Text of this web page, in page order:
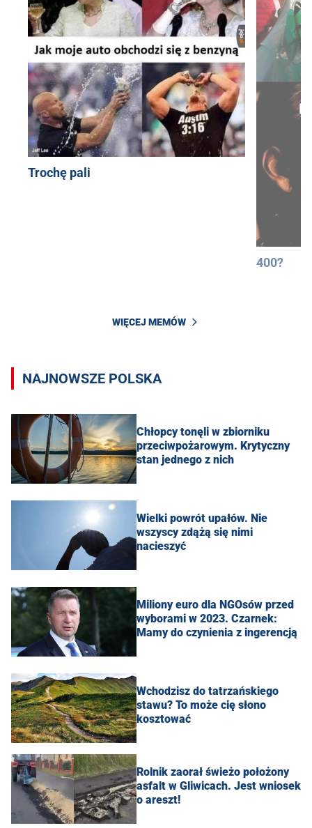
Trochę pali
400?
WIĘCEJ MEMÓW
NAJNOWSZE POLSKA
Chłopcy tonęli w zbiorniku
przeciwpożarowym. Krytyczny
stan jednego z nich
Wielki powrót upałów. Nie
wszyscy zdążą się nimi
nacieszyć
Miliony euro dla NGOsów przed
wyborami w 2023. Czarnek:
Mamy do czynienia z ingerencją
Wchodzisz do tatrzańskiego
stawu? To może cię słono
kosztować
Rolnik zaorał świeżo położony
asfalt w Gliwicach. Jest wniosek
o areszt!